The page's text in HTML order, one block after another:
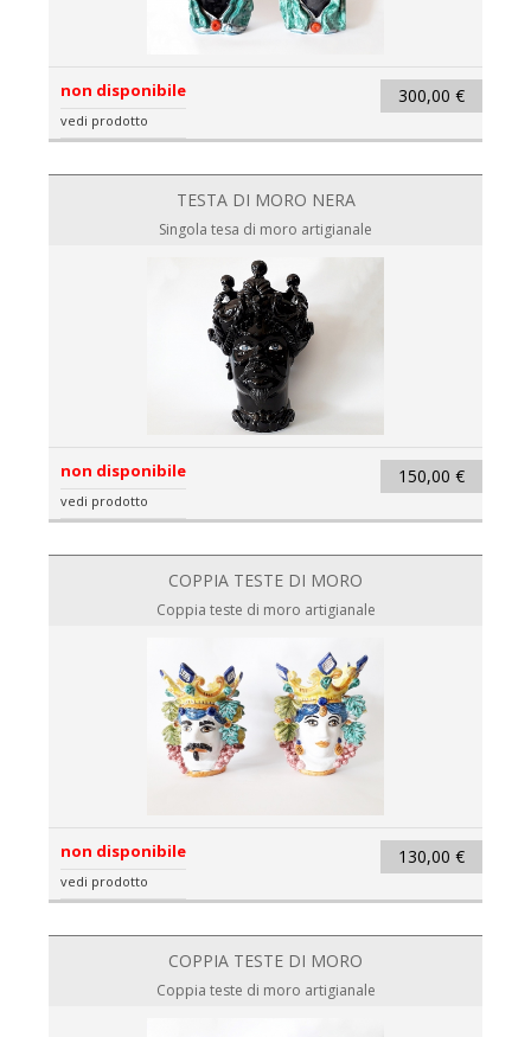
300,00 €
non disponibile
vedi prodotto
TESTA DI MORO NERA
Singola tesa di moro artigianale
150,00 €
non disponibile
vedi prodotto
COPPIA TESTE DI MORO
Coppia teste di moro artigianale
130,00 €
non disponibile
vedi prodotto
COPPIA TESTE DI MORO
Coppia teste di moro artigianale